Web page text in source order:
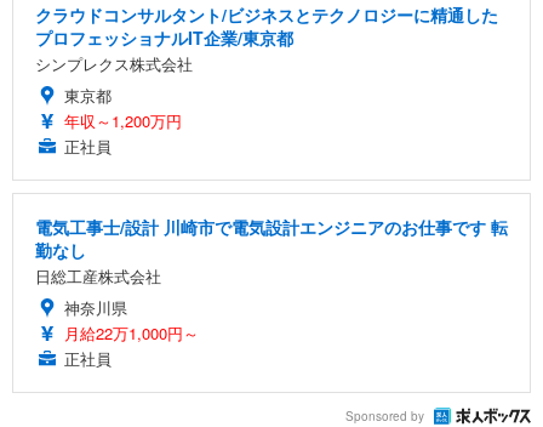
クラウドコンサルタント/ビジネスとテクノロジーに精通した
プロフェッショナルIT企業/東京都
シンプレクス株式会社
東京都
年収～1,200万円
正社員
電気工事士/設計 川崎市で電気設計エンジニアのお仕事です 転
勤なし
日総工産株式会社
神奈川県
月給22万1,000円～
正社員
Sponsored by